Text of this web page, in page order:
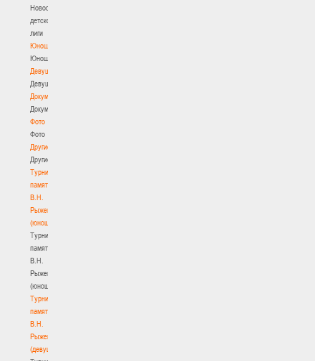
Новости
детской
лиги
Юноши
Юноши
Девушки
Девушки
Документы
Документы
Фото
Фото
Другие
Другие
Турнир
памяти
В.Н.
Рыженкова
(юноши)
Турнир
памяти
В.Н.
Рыженкова
(юноши)
Турнир
памяти
В.Н.
Рыженкова
(девушки)